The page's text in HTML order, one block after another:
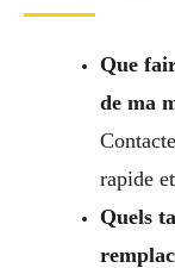
Que
de ma
rapide
Quels